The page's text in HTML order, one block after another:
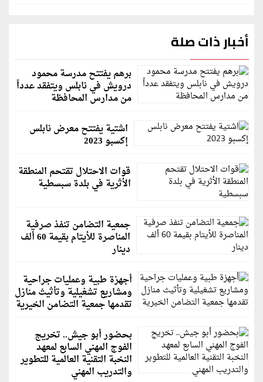
أخبار ذات صلة
برهم يفتتح مدرسة محمود
درويش في نابلس ويتفقد عدداً
من مدارس المحافظة
اشتية يفتتح معرض نابلس
إكسبو 2023
قوات الاحتلال تقتحم المنطقة
الأثرية في بلدة سبسطية
جمعية التضامن تنفذ صرفية
المناصرة للأيتام بقيمة 60 ألف
دينار
أجهزة طبية وعمليات جراحية
ومشاريع تشغيلية وتأثيث منازل
تقدمها جمعية التضامن الخيرية
بحضور أبو جيش.. تخريج
الفوج المهني السابع لمعهد
النخبة التقنية العالمية للتطوير
والتدريب المهني